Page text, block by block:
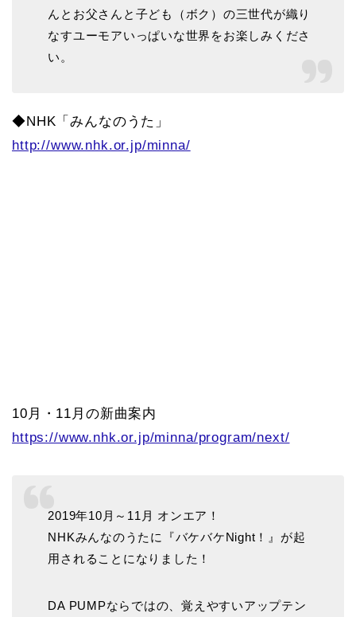
んとお父さんと子ども（ボク）の三世代が織り
なすユーモアいっぱいな世界をお楽しみくださ
い。
◆NHK「みんなのうた」
http://www.nhk.or.jp/minna/
10月・11月の新曲案内
https://www.nhk.or.jp/minna/program/next/
2019年10月～11月 オンエア！
NHKみんなのうたに『バケバケNight！』が起
用されることになりました！
DA PUMPならではの、覚えやすいアップテン